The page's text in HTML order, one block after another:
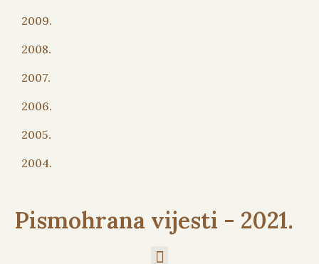
2009.
2008.
2007.
2006.
2005.
2004.
Pismohrana vijesti - 2021.